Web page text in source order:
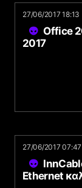
27/06/2017 18:13
Office
2017
27/06/2017 07:47
Ethernet